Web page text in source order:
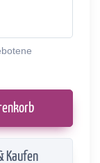
Kaufen